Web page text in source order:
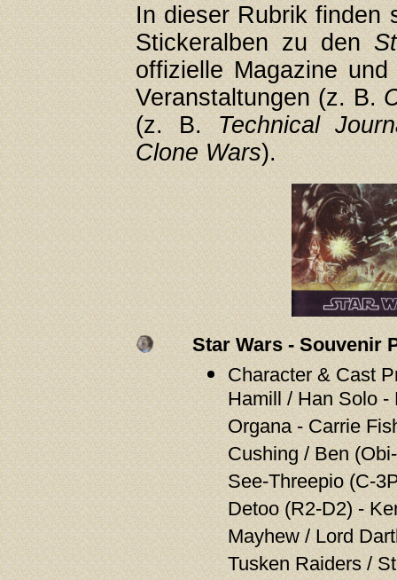
In dieser Rubrik finden
Stickeralben zu den
offizielle Magazine
Veranstaltungen (z. B.
(z. B.Technical
Clone Wars).
Star Wars - Souvenir
Character & Cast
Hamill / Han Solo
Organa - Carrie
Cushing / Ben
See-Threepio (C-
Detoo (R2-D2) -
Mayhew / Lord
Tusken Raiders /